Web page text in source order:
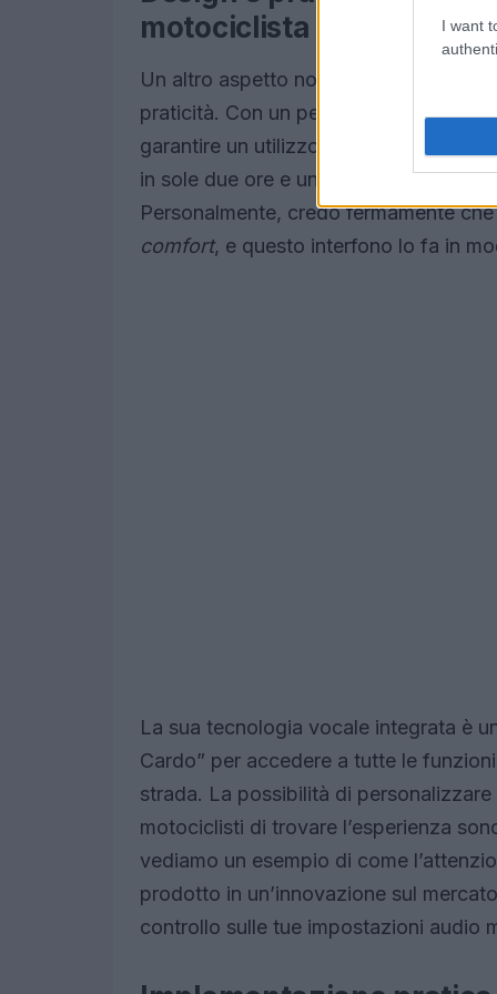
I want
motociclista moderno
Un altro aspetto notevole del Cardo
praticità. Con un peso di soli 142
garantire un utilizzo confortevole
in sole due ore e un’autonomia di 12
Personalmente, credo fermamente
comfort, e questo interfono lo fa in
La sua tecnologia vocale integrata è
Cardo” per accedere a tutte le
strada. La possibilità di
motociclisti di trovare l’esperienza
vediamo un esempio di come
prodotto in un’innovazione sul
controllo sulle tue impostazioni audio